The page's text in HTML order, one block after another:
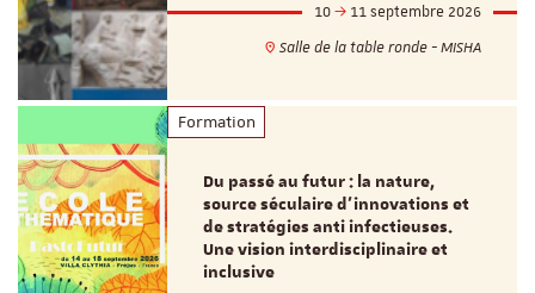
10
11 septembre 2026
Salle de la table ronde - MISHA
Formation
Du passé au futur : la nature,
source séculaire d’innovations et
de stratégies anti infectieuses.
Une vision interdisciplinaire et
inclusive